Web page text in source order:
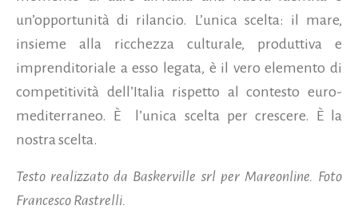
un’opportunità di rilancio. L’unica scelta: il mare,
insieme alla ricchezza culturale, produttiva e
imprenditoriale a esso legata, è il vero elemento di
competitività dell’Italia rispetto al contesto euro-
mediterraneo. È l’unica scelta per crescere. È la
nostra scelta.
Testo realizzato da Baskerville srl per Mareonline. Foto
Francesco Rastrelli.